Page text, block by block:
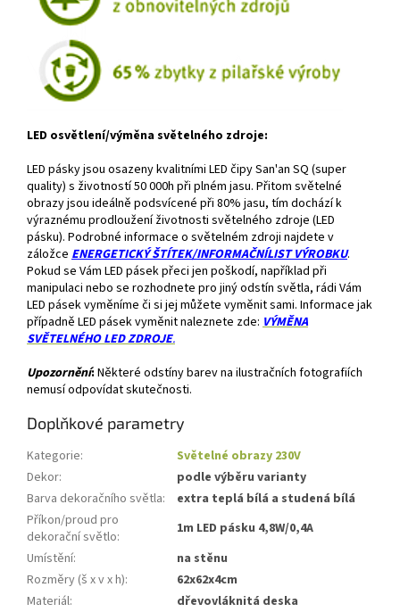
LED osvětlení/výměna světelného zdroje:
LED pásky jsou osazeny kvalitními LED čipy San'an SQ (super
quality) s životností 50 000h při plném jasu. Přitom světelné
obrazy jsou ideálně podsvícené při 80% jasu, tím dochází k
výraznému prodloužení životnosti světelného zdroje (LED
pásku). Podrobné informace o světelném zdroji najdete v
záložce ENERGETICKÝ ŠTÍTEK/INFORMAČNÍLIST VÝROBKU.
Pokud se Vám LED pásek přeci jen poškodí, například při
manipulaci nebo se rozhodnete pro jiný odstín světla, rádi Vám
LED pásek vyměníme či si jej můžete vyměnit sami. Informace jak
případně LED pásek vyměnit naleznete zde: VÝMĚNA
SVĚTELNÉHO LED ZDROJE.
Upozornění: Některé odstíny barev na ilustračních fotografiích
nemusí odpovídat skutečnosti.
Doplňkové parametry
Kategorie:
Světelné obrazy 230V
Dekor:
podle výběru varianty
Barva dekoračního světla:
extra teplá bílá a studená bílá
Příkon/proud pro
dekorační světlo:
1m LED pásku 4,8W/0,4A
Umístění:
na stěnu
Rozměry (š x v x h):
62x62x4cm
Materiál:
dřevovláknitá deska